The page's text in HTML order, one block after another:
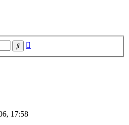
Suche
17:58